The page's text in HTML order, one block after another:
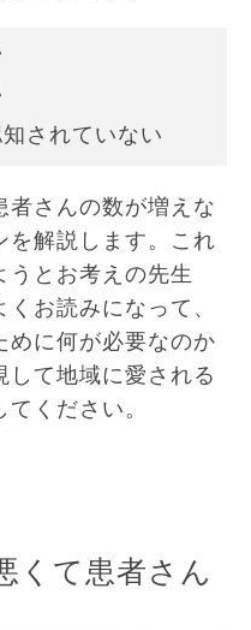
されていない
者さんの数が増えな
を解説します。これ
うとお考えの先生
お読みになって、
めに何が必要なのか
して地域に愛される
ください。
くて患者さん